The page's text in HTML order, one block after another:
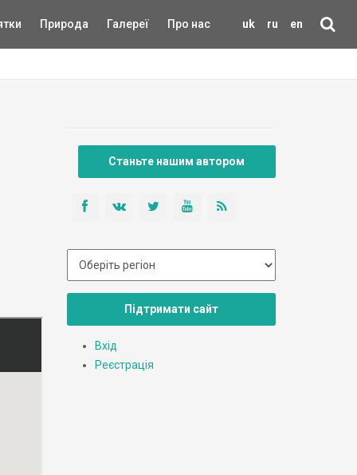
uk ru en
Природа Галереї Про нас
Станьте нашим автором
Підтримати сайт
Вхід
Реєстрація